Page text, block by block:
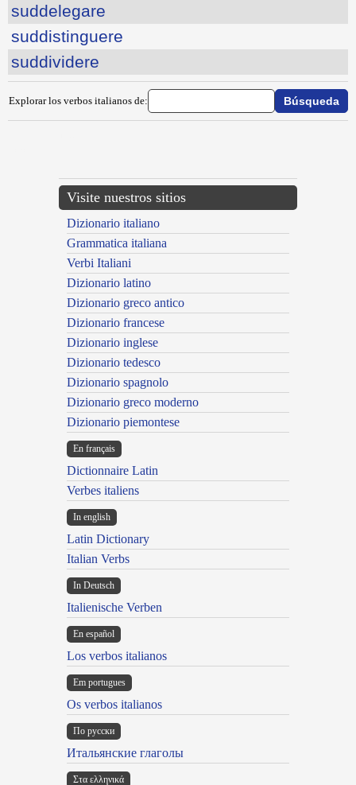
suddelegare
suddistinguere
suddividere
Explorar los verbos italianos de:
Visite nuestros sitios
Dizionario italiano
Grammatica italiana
Verbi Italiani
Dizionario latino
Dizionario greco antico
Dizionario francese
Dizionario inglese
Dizionario tedesco
Dizionario spagnolo
Dizionario greco moderno
Dizionario piemontese
En français
Dictionnaire Latin
Verbes italiens
In english
Latin Dictionary
Italian Verbs
In Deutsch
Italienische Verben
En español
Los verbos italianos
Em portugues
Os verbos italianos
По русски
Итальянские глаголы
Στα ελληνικά